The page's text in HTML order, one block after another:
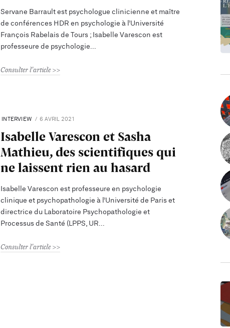
Servane Barrault est psychologue clinicienne et maître
de conférences HDR en psychologie à l’Université
François Rabelais de Tours ; Isabelle Varescon est
professeure de psychologie
Consulter l'article
INTERVIEW 6 AVRIL 2021
Isabelle Varescon et Sasha
Mathieu, des scientifiques qui
ne laissent rien au hasard
Isabelle Varescon est professeure en psychologie
clinique et psychopathologie à l’Université de Paris et
directrice du Laboratoire Psychopathologie et
Processus de Santé (LPPS, UR
Consulter l'article